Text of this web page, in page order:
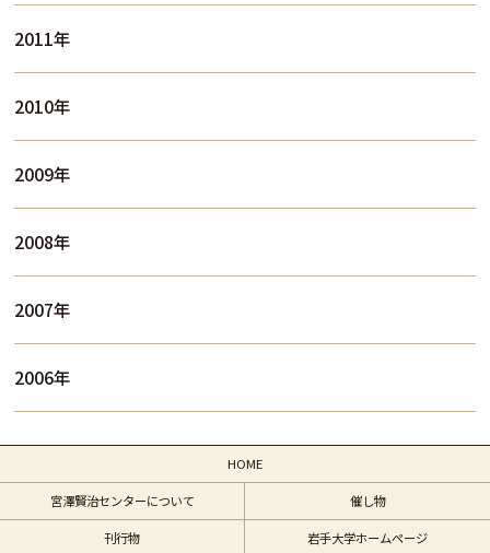
2011年
2010年
2009年
2008年
2007年
2006年
HOME
宮澤賢治センターについて 催し物
刊行物 岩手大学ホームページ